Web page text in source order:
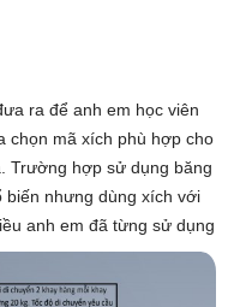
ra để anh em học viên
chọn mã xích phù hợp cho
Trường hợp sử dụng băng
biến nhưng dùng xích với
anh em đã từng sử dụng